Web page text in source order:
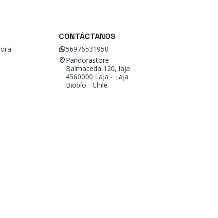
CONTÁCTANOS
56976531950
Pandorastore
Balmaceda 120, laja
4560000 Laja - Laja
Biobío - Chile